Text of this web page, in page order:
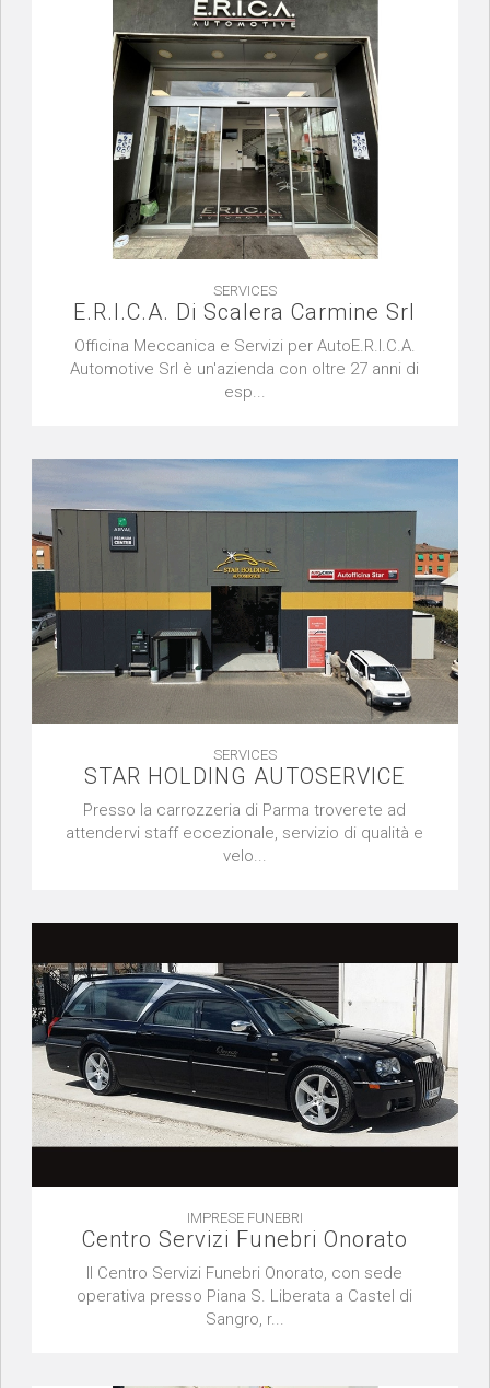
SERVICES
E.R.I.C.A. Di Scalera Carmine Srl
Officina Meccanica e Servizi per AutoE.R.I.C.A.
Automotive Srl è un'azienda con oltre 27 anni di
esp...
SERVICES
STAR HOLDING AUTOSERVICE
Presso la carrozzeria di Parma troverete ad
attendervi staff eccezionale, servizio di qualità e
velo...
IMPRESE FUNEBRI
Centro Servizi Funebri Onorato
Il Centro Servizi Funebri Onorato, con sede
operativa presso Piana S. Liberata a Castel di
Sangro, r...